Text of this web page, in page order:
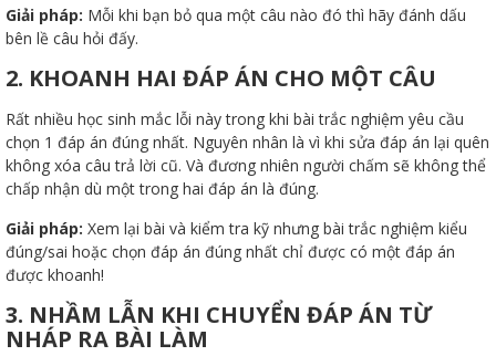
bồi
Giải pháp: Mỗi khi bạn bỏ qua một câu nào đó thì hãy đánh dấu
bên lề câu hỏi đấy.
2. KHOANH HAI ĐÁP ÁN CHO MỘT CÂU
Rất nhiều học sinh mắc lỗi này trong khi bài trắc nghiệm yêu cầu
chọn 1 đáp án đúng nhất. Nguyên nhân là vì khi sửa đáp án lại quên
không xóa câu trả lời cũ. Và đương nhiên người chấm sẽ không thể
chấp nhận dù một trong hai đáp án là đúng.
Giải pháp: Xem lại bài và kiểm tra kỹ nhưng bài trắc nghiệm kiểu
đúng/sai hoặc chọn đáp án đúng nhất chỉ được có một đáp án
được khoanh!
3. NHẦM LẪN KHI CHUYỂN ĐÁP ÁN TỪ
NHÁP RA BÀI LÀM